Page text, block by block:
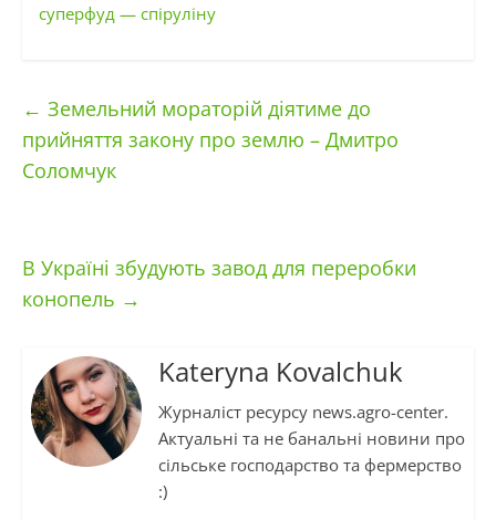
суперфуд — спіруліну
← Земельний мораторій діятиме до
прийняття закону про землю – Дмитро
Соломчук
В Україні збудують завод для переробки
конопель →
Kateryna Kovalchuk
Журналіст ресурсу news.agro-center.
Актуальні та не банальні новини про
сільське господарство та фермерство
:)